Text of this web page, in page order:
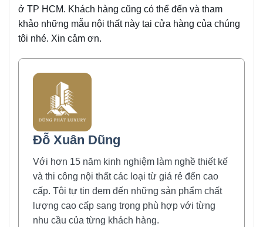
ở TP HCM. Khách hàng cũng có thể đến và tham
khảo những mẫu nội thất này tại cửa hàng của chúng
tôi nhé. Xin cảm ơn.
Đỗ Xuân Dũng
Với hơn 15 năm kinh nghiệm làm nghề thiết kế
và thi công nội thất các loại từ giá rẻ đến cao
cấp. Tôi tự tin đem đến những sản phẩm chất
lượng cao cấp sang trọng phù hợp với từng
nhu cầu của từng khách hàng.